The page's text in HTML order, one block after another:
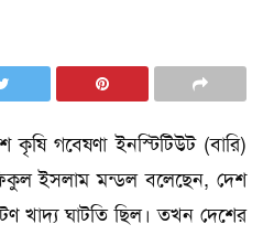
কৃষি গবেষণা ইনস্টিটিউট (বারি)
ইসলাম মন্ডল বলেছেন, দেশ
খাদ্য ঘাটতি ছিল। তখন দেশের